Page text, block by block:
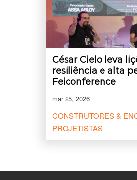
César Cielo leva
resiliência e alta
Feiconference
mar 25, 2026
CONSTRUTORES &
PROJETISTAS